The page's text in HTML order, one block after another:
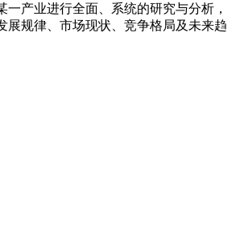
一产业进行全面、系统的研究与分析，
展规律、市场现状、竞争格局及未来趋